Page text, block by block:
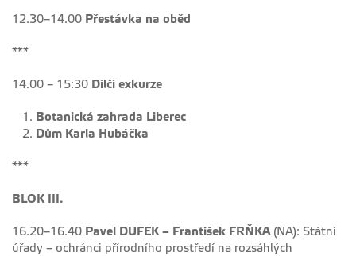
12.30–14.00 Přestávka na oběd
***
14.00 – 15:30 Dílčí exkurze
Botanická zahrada Liberec
Dům Karla Hubáčka
***
BLOK III.
16.20–16.40 Pavel DUFEK – František FRŇKA(NA): Státní
úřady – ochránci přírodního prostředí na rozsáhlých